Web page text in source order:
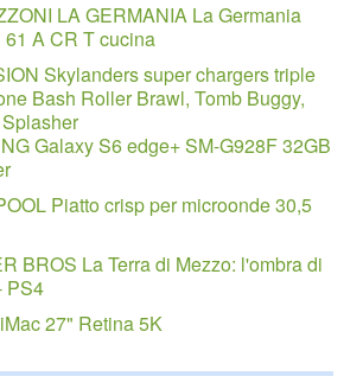
LA GERMANIA La Germania
61 A CR T cucina
Skylanders super chargers triple
Bash Roller Brawl, Tomb Buggy,
Galaxy S6 edge+ SM-G928F 32GB
Piatto crisp per microonde 30,5
BROS La Terra di Mezzo: l'ombra di
PS4
27" Retina 5K